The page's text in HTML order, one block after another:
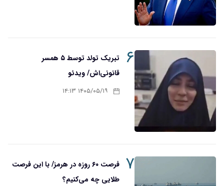
۶
تبریک تولد توسط ۵ همسر
قانونی‌اش/ ویدئو
۱۴۰۵/۰۵/۱۹ ۱۴:۱۳
۷
فرصت ۶۰ روزه در هرمز/ با این فرصت
طلایی چه می‌کنیم؟